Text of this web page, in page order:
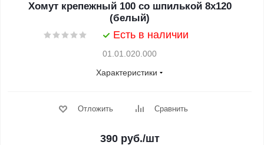
Хомут крепежный 100 со шпилькой 8х120
(белый)
Есть в наличии
01.01.020.000
Характеристики
Отложить Сравнить
390 руб./шт